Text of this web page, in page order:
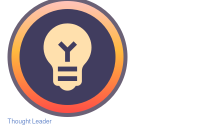
Thought Leader